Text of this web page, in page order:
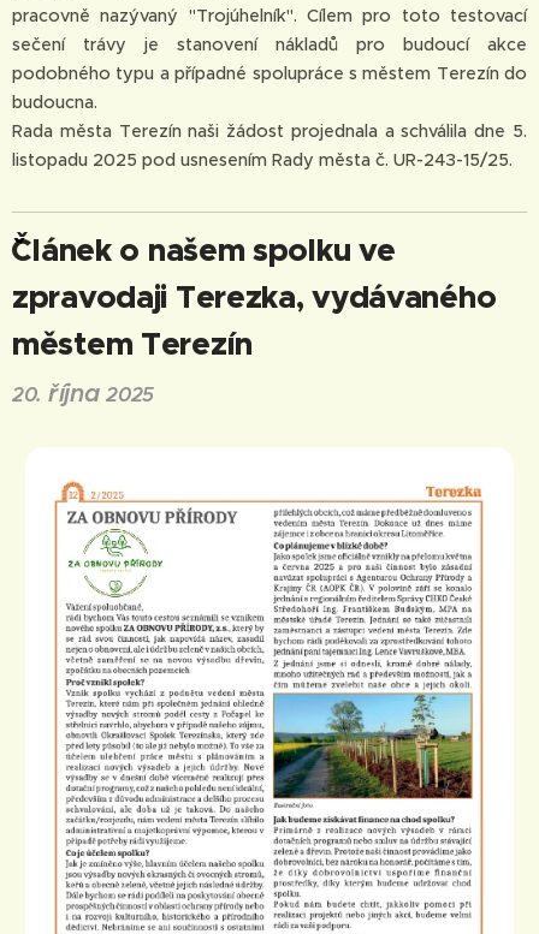
pracovně nazývaný "Trojúhelník". Cílem pro toto testovací
sečení trávy je stanovení nákladů pro budoucí akce
podobného typu a případné spolupráce s městem Terezín do
budoucna.
Rada města Terezín naši žádost projednala a schválila dne 5.
listopadu 2025 pod usnesením Rady města č. UR-243-15/25.
ˇˇČlánek o našem spolku ve
zpravodaji Terezka, vydávaného
městem Terezín
20. října2025